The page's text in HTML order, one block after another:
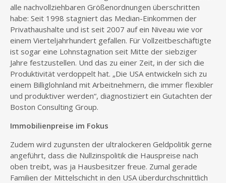
alle nachvollziehbaren Größenordnungen überschritten
habe: Seit 1998 stagniert das Median-Einkommen der
Privathaushalte und ist seit 2007 auf ein Niveau wie vor
einem Vierteljahrhundert gefallen. Für Vollzeitbeschäftigte
ist sogar eine Lohnstagnation seit Mitte der siebziger
Jahre festzustellen. Und das zu einer Zeit, in der sich die
Produktivität verdoppelt hat. „Die USA entwickeln sich zu
einem Billiglohnland mit Arbeitnehmern, die immer flexibler
und produktiver werden“, diagnostiziert ein Gutachten der
Boston Consulting Group.
Immobilienpreise im Fokus
Zudem wird zugunsten der ultralockeren Geldpolitik gerne
angeführt, dass die Nullzinspolitik die Hauspreise nach
oben treibt, was ja Hausbesitzer freue. Zumal gerade
Familien der Mittelschicht in den USA überdurchschnittlich